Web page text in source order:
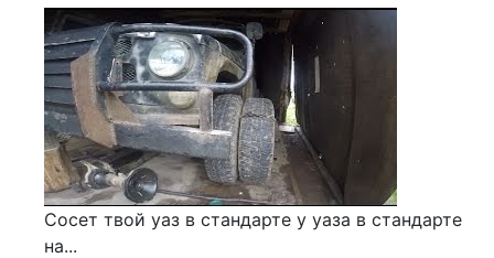
Сосет твой уаз в стандарте у уаза в стандарте
на...